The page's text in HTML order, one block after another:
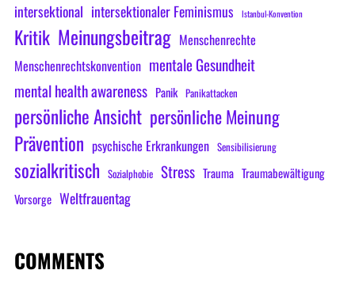
intersektional intersektionaler Feminismus Istanbul-Konvention
Kritik Meinungsbeitrag Menschenrechte
Menschenrechtskonvention mentale Gesundheit
mental health awareness Panik Panikattacken
persönliche Ansicht persönliche Meinung
Prävention psychische Erkrankungen Sensibilisierung
sozialkritisch Sozialphobie Stress Trauma Traumabewältigung
Vorsorge Weltfrauentag
COMMENTS